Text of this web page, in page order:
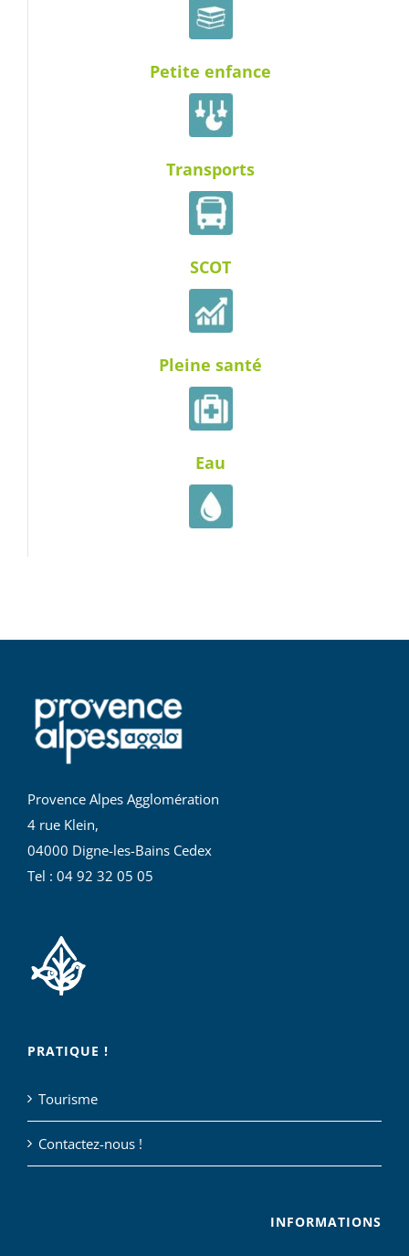
Petite enfance
Transports
SCOT
Pleine santé
Eau
Provence Alpes Agglomération
4 rue Klein,
04000 Digne-les-Bains Cedex
Tel : 04 92 32 05 05
PRATIQUE !
Tourisme
Contactez-nous !
INFORMATIONS